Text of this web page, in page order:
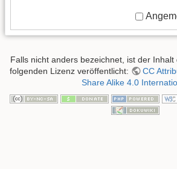
Falls nicht anders bezeichnet, ist der
folgenden Lizenz veröffentlicht:
CC
Share Alike 4.0